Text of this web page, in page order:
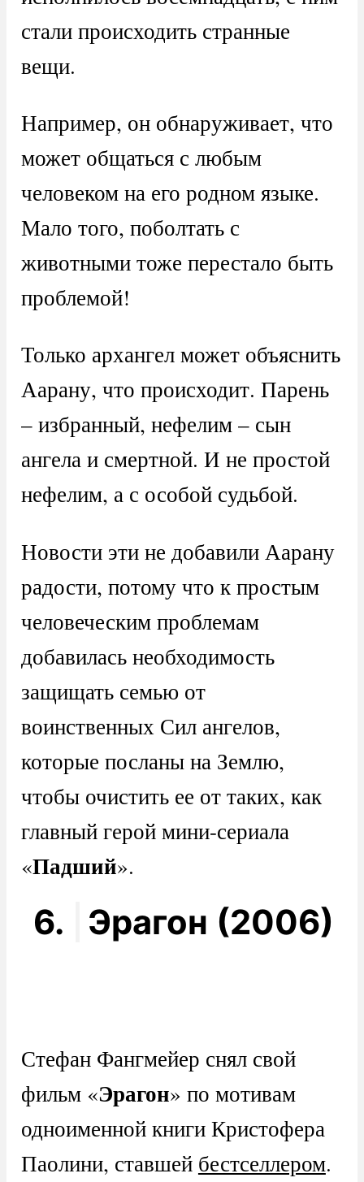
стали происходить странные
вещи.
Например, он обнаруживает, что
может общаться с любым
человеком на его родном языке.
Мало того, поболтать с
животными тоже перестало быть
проблемой!
Только архангел может объяснить
Аарану, что происходит. Парень
– избранный, нефелим – сын
ангела и смертной. И не простой
нефелим, а с особой судьбой.
Новости эти не добавили Аарану
радости, потому что к простым
человеческим проблемам
добавилась необходимость
защищать семью от
воинственных Сил ангелов,
которые посланы на Землю,
чтобы очистить ее от таких, как
главный герой мини-сериала
«Падший».
6. Эрагон (2006)
Стефан Фангмейер снял свой
фильм «Эрагон» по мотивам
одноименной книги Кристофера
Паолини, ставшей бестселлером.